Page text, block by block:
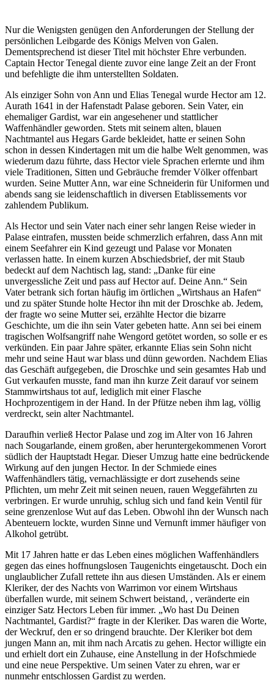
Nur die Wenigsten genügen den Anforderungen der Stellung der
persönlichen Leibgarde des Königs Melven von Galen.
Dementsprechend ist dieser Titel mit höchster Ehre verbunden.
Captain Hector Tenegal diente zuvor eine lange Zeit an der Front
und befehligte die ihm unterstellten Soldaten.
Als einziger Sohn von Ann und Elias Tenegal wurde Hector am 12.
Aurath 1641 in der Hafenstadt Palase geboren. Sein Vater, ein
ehemaliger Gardist, war ein angesehener und stattlicher
Waffenhändler geworden. Stets mit seinem alten, blauen
Nachtmantel aus Hegars Garde bekleidet, hatte er seinen Sohn
schon in dessen Kindertagen mit um die halbe Welt genommen, was
wiederum dazu führte, dass Hector viele Sprachen erlernte und ihm
viele Traditionen, Sitten und Gebräuche fremder Völker offenbart
wurden. Seine Mutter Ann, war eine Schneiderin für Uniformen und
abends sang sie leidenschaftlich in diversen Etablissements vor
zahlendem Publikum.
Als Hector und sein Vater nach einer sehr langen Reise wieder in
Palase eintrafen, mussten beide schmerzlich erfahren, dass Ann mit
einem Seefahrer ein Kind gezeugt und Palase vor Monaten
verlassen hatte. In einem kurzen Abschiedsbrief, der mit Staub
bedeckt auf dem Nachtisch lag, stand: „Danke für eine
unvergessliche Zeit und pass auf Hector auf. Deine Ann.“ Sein
Vater betrank sich fortan häufig im örtlichen „Wirtshaus an Hafen“
und zu später Stunde holte Hector ihn mit der Droschke ab. Jedem,
der fragte wo seine Mutter sei, erzählte Hector die bizarre
Geschichte, um die ihn sein Vater gebeten hatte. Ann sei bei einem
tragischen Wolfsangriff nahe Wengord getötet worden, so solle er es
verkünden. Ein paar Jahre später, erkannte Elias sein Sohn nicht
mehr und seine Haut war blass und dünn geworden. Nachdem Elias
das Geschäft aufgegeben, die Droschke und sein gesamtes Hab und
Gut verkaufen musste, fand man ihn kurze Zeit darauf vor seinem
Stammwirtshaus tot auf, lediglich mit einer Flasche
Hochprozentigem in der Hand. In der Pfütze neben ihm lag, völlig
verdreckt, sein alter Nachtmantel.
Daraufhin verließ Hector Palase und zog im Alter von 16 Jahren
nach Sougarlande, einem großen, aber heruntergekommenen Vorort
südlich der Hauptstadt Hegar. Dieser Umzug hatte eine bedrückende
Wirkung auf den jungen Hector. In der Schmiede eines
Waffenhändlers tätig, vernachlässigte er dort zusehends seine
Pflichten, um mehr Zeit mit seinen neuen, rauen Weggefährten zu
verbringen. Er wurde unruhig, schlug sich und fand kein Ventil für
seine grenzenlose Wut auf das Leben. Obwohl ihn der Wunsch nach
Abenteuern lockte, wurden Sinne und Vernunft immer häufiger von
Alkohol getrübt.
Mit 17 Jahren hatte er das Leben eines möglichen Waffenhändlers
gegen das eines hoffnungslosen Taugenichts eingetauscht. Doch ein
unglaublicher Zufall rettete ihn aus diesen Umständen. Als er einem
Kleriker, der des Nachts von Warrimon vor einem Wirtshaus
überfallen wurde, mit seinem Schwert beistand, , veränderte ein
einziger Satz Hectors Leben für immer. „Wo hast Du Deinen
Nachtmantel, Gardist?“ fragte in der Kleriker. Das waren die Worte,
der Weckruf, den er so dringend brauchte. Der Kleriker bot dem
jungen Mann an, mit ihm nach Arcatis zu gehen. Hector willigte ein
und erhielt dort ein Zuhause, eine Anstellung in der Hofschmiede
und eine neue Perspektive. Um seinen Vater zu ehren, war er
nunmehr entschlossen Gardist zu werden.